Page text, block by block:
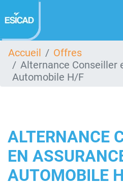
au
contenu
Accueil
Offres
Alternance Conseiller
Automobile H/F
ALTERNANCE
EN
AUTOMOBILE